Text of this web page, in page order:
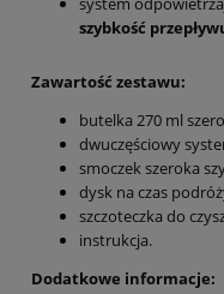
szybkość
Zawartość zestawu:
butelka 270 ml
dwuczęściowy
smoczek szeroka
dysk na czas
szczoteczka do
instrukcja.
Dodatkowe informacje: